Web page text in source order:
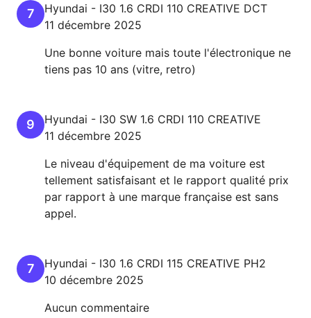
7 Hyundai - I30 1.6 CRDI 110 CREATIVE DCT
11 décembre 2025
Une bonne voiture mais toute l'électronique ne
tiens pas 10 ans (vitre, retro)
9 Hyundai - I30 SW 1.6 CRDI 110 CREATIVE
11 décembre 2025
Le niveau d'équipement de ma voiture est
tellement satisfaisant et le rapport qualité prix
par rapport à une marque française est sans
appel.
7 Hyundai - I30 1.6 CRDI 115 CREATIVE PH2
10 décembre 2025
Aucun commentaire